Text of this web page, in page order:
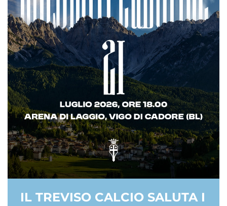
IL TREVISO CALCIO SALUTA I